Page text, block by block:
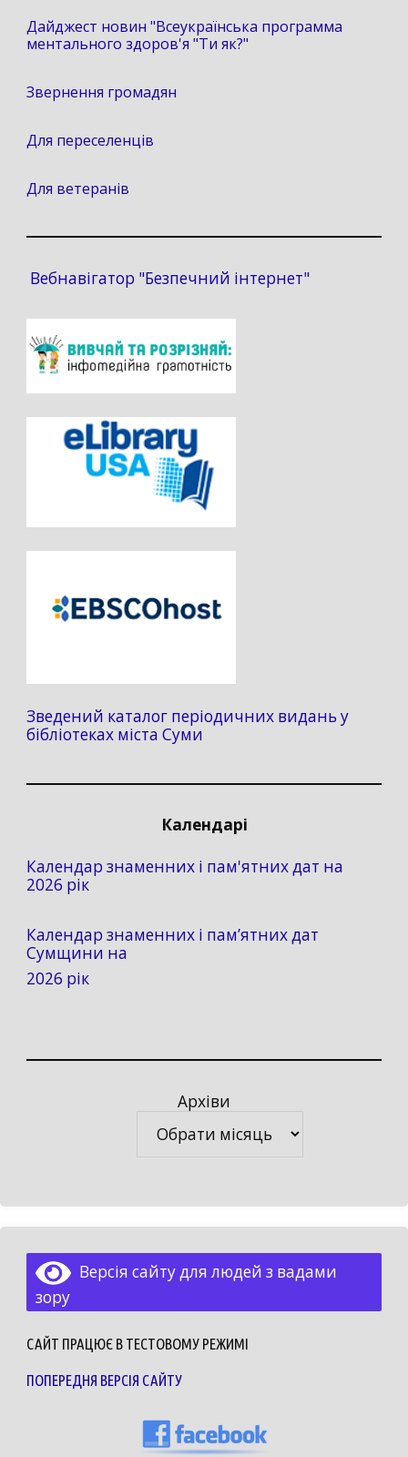
Дайджест новин "Всеукраїнська программа
ментального здоров'я "Ти як?"
Звернення громадян
Для переселенців
Для ветеранів
Вебнавігатор "Безпечний інтернет"
Зведений каталог періодичних видань у
бібліотеках міста Суми
Календарі
Календар знаменних і пам'ятних дат на
2026 рік
Календар знаменних і пам’ятних дат
Сумщини на
2026 рік
Архіви
Версія сайту для людей з вадами
зору
САЙТ ПРАЦЮЄ В ТЕСТОВОМУ РЕЖИМІ
ПОПЕРЕДНЯ ВЕРСІЯ САЙТУ